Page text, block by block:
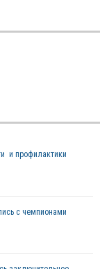
и профилактики
с чемпионами